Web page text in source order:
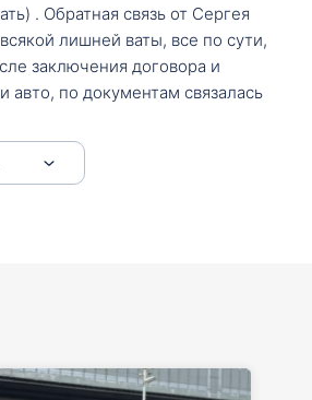
. Обратная связь от Сергея
лишней ваты, все по сути,
заключения договора и
авто, по документам связалась
зайти, образцы и т.д. После
тепло встретили Сергей с